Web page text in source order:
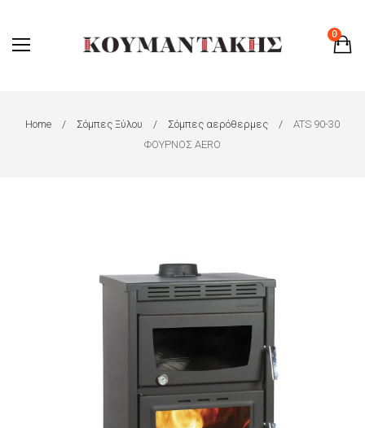
0
Home Σόμπες Ξύλου Σόμπες αερόθερμες
ATS 90-30
ΦΟΥΡΝΟΣ AERO